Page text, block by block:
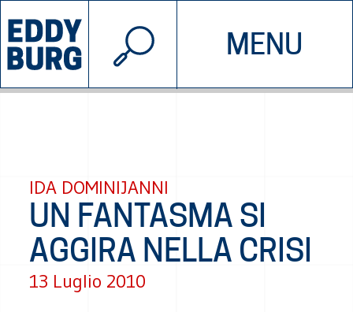
MENU
INIZIATIVE CHI SIAMO
© 2026 EDDYBURG
IDA DOMINIJANNI
UN FANTASMA SI
AGGIRA NELLA CRISI
13 Luglio 2010